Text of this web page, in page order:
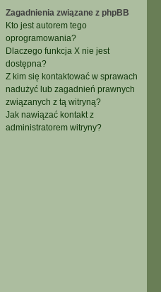
Zagadnienia związane z phpBB
Kto jest autorem tego
oprogramowania?
Dlaczego funkcja X nie jest
dostępna?
Z kim się kontaktować w sprawach
nadużyć lub zagadnień prawnych
związanych z tą witryną?
Jak nawiązać kontakt z
administratorem witryny?